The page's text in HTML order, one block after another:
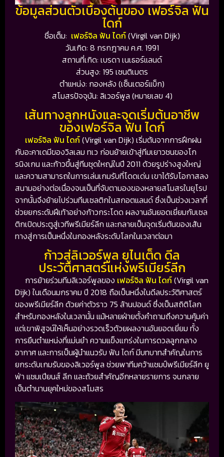
ข้อมูลส่วนตัวเบื้องต้นของ เฟอร์จิล ฟัน
ไดก์
ชื่อเต็ม: เฟอร์จิล ฟัน ไดก์(Virgil van Dijk)
วันเกิด: 8 กรกฎาคม ค.ศ. 1991
สถานที่เกิด: เบรดา เนเธอร์แลนด์
ส่วนสูง: 195 เซนติเมตร
ตำแหน่ง: กองหลัง (เซ็นเตอร์แบ็ก)
สโมสรปัจจุบัน: ลิเวอร์พูล (หมายเลข 4)
เส้นทางลูกหนังและจุดเริ่มต้นอาชีพ
ของเฟอร์จิล ฟัน ไดก์
เฟอร์จิล ฟัน ไดก์(Virgil van Dijk) เริ่มต้นจากการฝึกฝน
กับอะคาเดมีของวิลเลม ทเว ก่อนย้ายเข้าสู่ทีมเยาวชนของโก
รนิงเกน และก้าวขึ้นสู่ทีมชุดใหญ่ในปี 2011 ด้วยรูปร่างสูงใหญ่
และความสามารถในการเล่นเกมรับที่โดดเด่น เขาได้รับโอกาสลง
สนามอย่างต่อเนื่องจนเป็นที่จับตามองของหลายสโมสรในยุโรป
จากนั้นจึงย้ายไปร่วมทีมเซลติกในสกอตแลนด์ ซึ่งเป็นช่วงเวลาที่
ช่วยยกระดับฝีเท้าอย่างก้าวกระโดด ผลงานอันยอดเยี่ยมกับเซล
ติกเปิดประตูสู่เวทีพรีเมียร์ลีก และกลายเป็นจุดเริ่มต้นของเส้น
ทางสู่การเป็นหนึ่งในกองหลังระดับโลกในเวลาต่อมา
ก้าวสู่ลิเวอร์พูล ยูไนเต็ด ดีล
ประวัติศาสตร์แห่งพรีเมียร์ลีก
การย้ายร่วมทีมลิเวอร์พูลของ เฟอร์จิล ฟัน ไดก์(Virgil van
Dijk) ในเดือนมกราคม ปี 2018 ถือเป็นหนึ่งในดีลประวัติศาสตร์
ของพรีเมียร์ลีก ด้วยค่าตัวราว 75 ล้านปอนด์ ซึ่งเป็นสถิติโลก
สำหรับกองหลังในเวลานั้น แม้หลายฝ่ายตั้งคำถามถึงความคุ้มค่า
แต่เขาพิสูจน์ให้เห็นอย่างรวดเร็วด้วยผลงานอันยอดเยี่ยม ทั้ง
การยืนตำแหน่งที่แม่นยำ ความแข็งแกร่งในการดวลลูกกลาง
อากาศ และการเป็นผู้นำแนวรับ ฟัน ไดก์ มีบทบาทสำคัญในการ
ยกระดับเกมรับของลิเวอร์พูล ช่วยพาทีมคว้าแชมป์พรีเมียร์ลีก ยู
ฟ่า แชมเปียนส์ ลีก และถ้วยสำคัญอีกหลายรายการ จนกลาย
เป็นตำนานยุคใหม่ของสโมสร